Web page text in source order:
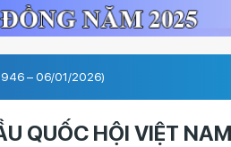
1946 – 06/01/2026)
QUỐC HỘI VIỆT NAM